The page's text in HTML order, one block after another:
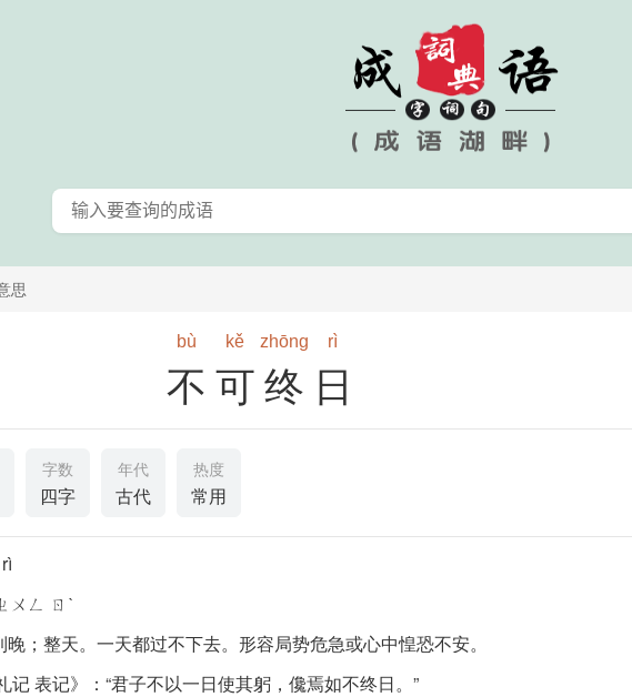
思
bù kě zhōng rì
不可终日
字数
四字
年代
古代
热度
常用
ㄨㄥ ㄖˋ
；整天。一天都过不下去。形容局势危急或心中惶恐不安。
记 表记》：“君子不以一日使其躬，儳焉如不终日。”